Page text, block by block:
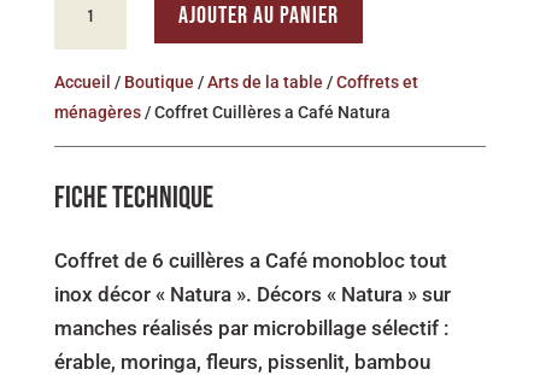
CUILLÈRES
NATURA
AJOUTER AU PANIER
Accueil / Boutique /Arts de la table /Coffrets et
ménagères/ Coffret Cuillères a Café Natura
FICHE TECHNIQUE
Coffret de 6 cuillères a Café monobloc tout
inox décor « Natura ». Décors « Natura » sur
manches réalisés par microbillage sélectif :
érable, moringa, fleurs, pissenlit, bambou